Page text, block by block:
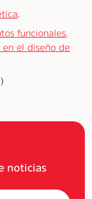
funcionales,
en el diseño de
noticias